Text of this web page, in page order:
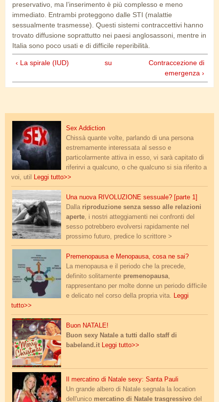
preservativo, ma l’inserimento è più complesso e meno
immediato. Entrambi proteggono dalle STI (malattie
sessualmente trasmesse). Questi sistemi contraccettivi hanno
trovato diffusione soprattutto nei paesi anglosassoni, mentre in
Italia sono poco usati e di difficile reperibilità.
‹ La spirale (IUD) su
Contraccezione di
emergenza ›
sex-addiction-1.jpgSex Addiction
Chissà quante volte, parlando di una persona
estremamente interessata al sesso e
particolarmente attiva in esso, vi sarà capitato di
riferirvi a qualcuno, o che qualcuno si sia riferito a
voi, util
Leggi tutto>>
sesso_e_amore.jpgUna nuova RIVOLUZIONE sessuale? [parte 1]
Dalla riproduzione senza sesso alle relazioni
aperte, i nostri atteggiamenti nei confronti del
sesso potrebbero evolversi rapidamente nel
prossimo futuro, predice lo scrittore >
img_20240319_094047.jpgPremenopausa e Menopausa, cosa ne sai?
La menopausa e il periodo che la precede,
definito solitamente premenopausa,
rappresentano per molte donne un periodo difficile
e delicato nel corso della propria vita. Leggi
tutto>>
merry_xmas.pngBuon NATALE!
Buon sexy Natale a tutti dallo staff di
babeland.it Leggi tutto>>
santa_pauli_market.jpegIl mercatino di Natale sexy: Santa Pauli
Un grande albero di Natale segnala la location
dell'unico mercatino di Natale trasgressivo del